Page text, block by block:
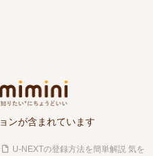
ンが含まれています
U-NEXTの登録方法を簡単解説 気を